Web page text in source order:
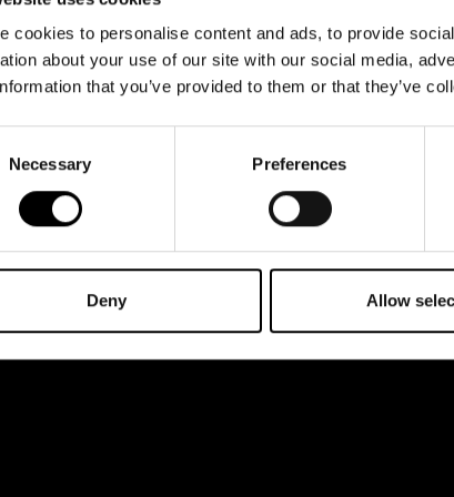
cookies to personalise content and ads, to provide
about your use of our site with our social media,
that you’ve provided to them or that they’ve
Necessary Preferences
Deny Allow
Platskarta
Reserved 2026